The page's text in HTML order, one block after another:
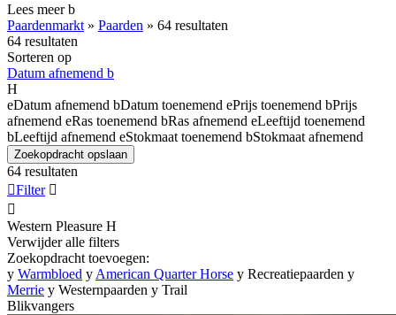
Lees meerb
Paardenmarkt » Paarden » 64 resultaten
64 resultaten
Sorteren op
Datum afnemend b
H
eDatum afnemend bDatum toenemend ePrijs toenemend bPrijs
afnemend eRas toenemend bRas afnemend eLeeftijd toenemend
bLeeftijd afnemend eStokmaat toenemend bStokmaat afnemend
Zoekopdracht opslaan
64 resultaten
Filter 

Western Pleasure H
Verwijder alle filters
Zoekopdracht toevoegen:
y Warmbloed y American Quarter Horse y Recreatiepaarden y
Merrie y Westernpaarden y Trail
Blikvangers